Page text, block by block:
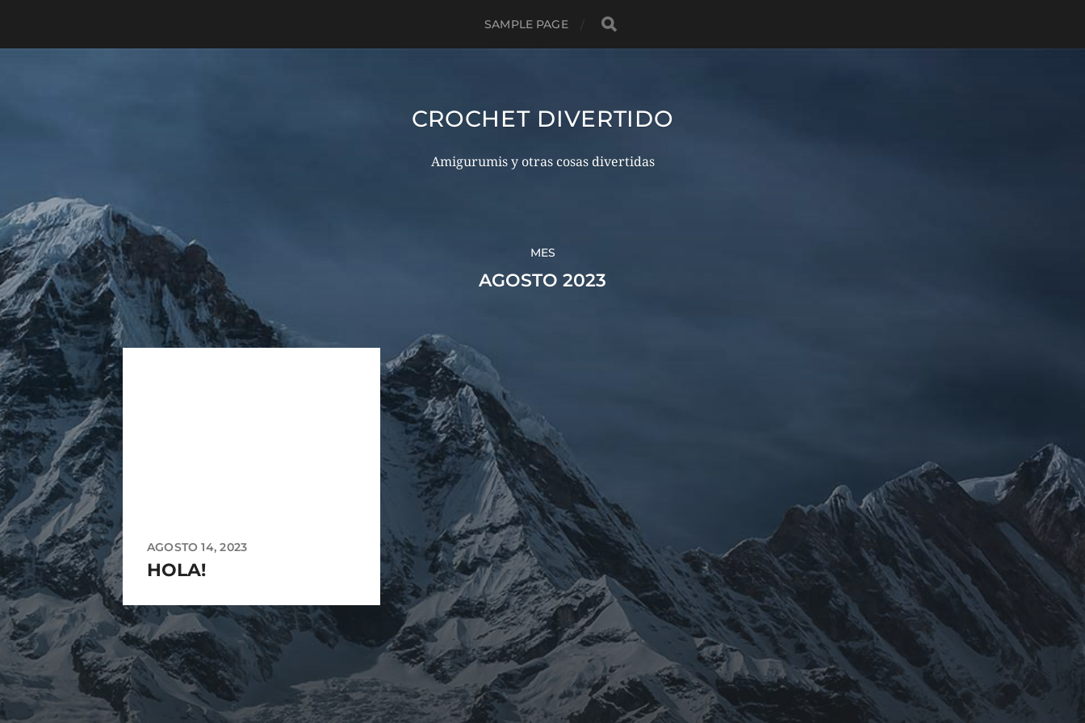
SAMPLE PAGE
CROCHET DIVERTIDO
Amigurumis y otras cosas divertidas
MES
AGOSTO 2023
AGOSTO 14, 2023
HOLA!
ARCHIVES
agosto 2023